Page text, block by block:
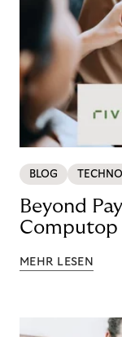
BLOG
Beyond
Computop
MEHR LESEN